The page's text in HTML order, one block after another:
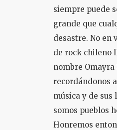
siempre puede
grande que
desastre. No en
de rock chileno
nombre Omayra
recordándonos
música y de sus
somos pueblos
Honremos